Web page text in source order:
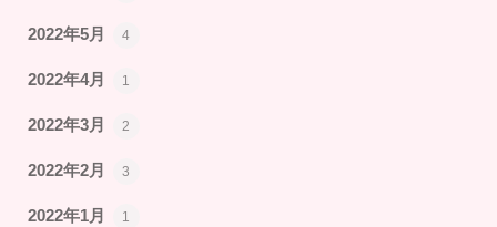
2022年5月 4
2022年4月 1
2022年3月 2
2022年2月 3
2022年1月 1